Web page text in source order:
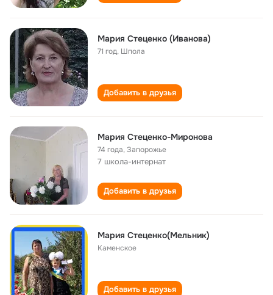
Мария Стеценко (Иванова)
71 год, Шпола
Добавить в друзья
Maрия Cтеценко-Миронова
74 года,Запорожье
7 школа-интернат
Добавить в друзья
Мария Стеценко(Мельник)
Каменское
Добавить в друзья